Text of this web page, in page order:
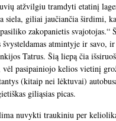
atžvilgiu tramdyti etatinį
siela, giliai jaučiančia širdimi,
zakopanietis
švysteldamas atmintyje ir savo,
Tatrus. Šią liepą čia
pasipainiojo kelios vietinį
(kitaip nei lėktuvai)
giliąsias picas.
nuvykti traukiniu per